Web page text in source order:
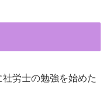
労士の勉強を始めた